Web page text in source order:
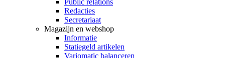
Public relations
Redacties
Secretariaat
Magazijn en webshop
Informatie
Statiegeld artikelen
Variomatic balanceren